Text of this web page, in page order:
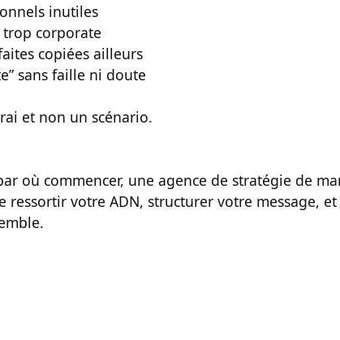
inutiles
corporate
copiées ailleurs
sans faille ni doute
et non un scénario.
où commencer, une agence de stratégie de
ressortir votre ADN, structurer votre message,